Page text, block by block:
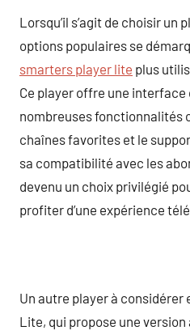
Lorsqu’il s’agit de choisir un
options populaires se
smarters player lite plus
Ce player offre une interface
nombreuses fonctionnalités
chaînes favorites et le
sa compatibilité avec les
devenu un choix privilégié
profiter d’une expérience
Un autre player à considérer
Lite, qui propose une